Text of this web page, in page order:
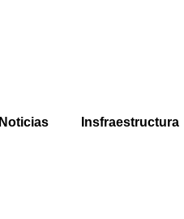
Noticias Insfraestructura